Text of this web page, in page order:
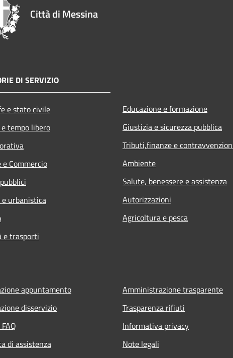
Città di Messina
DI SERVIZIO
e stato civile
tempo libero
e Commercio
e urbanistica
e trasporti
Educazione e formazione
Giustizia e sicurezza pubblica
Tributi,finanze e
Ambiente
Salute, benessere e assistenza
Autorizzazioni
Agricoltura e pesca
appuntamento
disservizio
di assistenza
Amministrazione trasparente
Trasparenza rifiuti
Informativa privacy
Note legali